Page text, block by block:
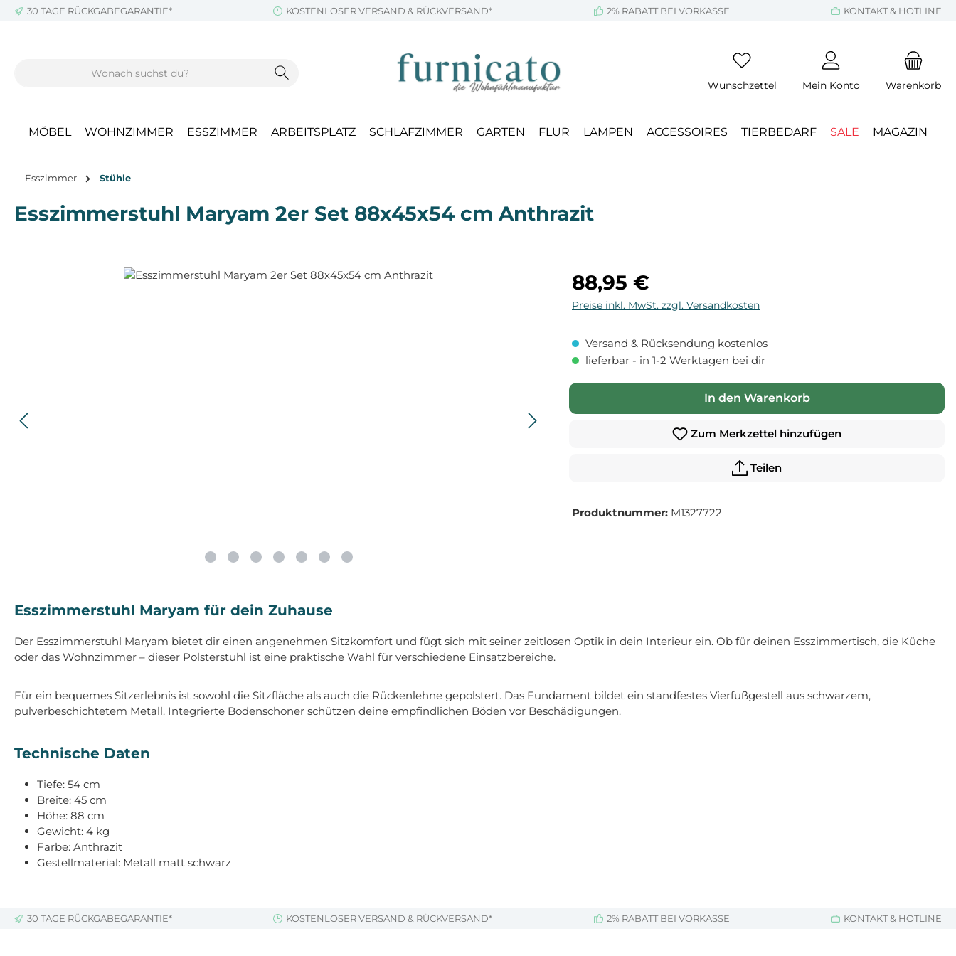
Hauptinhalt springen
Zur Suche springen
Zur Hauptnavigation springen
30 TAGE RÜCKGABEGARANTIE* KOSTENLOSER VERSAND & RÜCKVERSAND* 2% RABATT BEI VORKASSE KONTAKT & HOTLINE
Wunschzettel Mein Konto Warenkorb
MÖBEL WOHNZIMMER ESSZIMMER ARBEITSPLATZ SCHLAFZIMMER GARTEN FLUR LAMPEN ACCESSOIRES TIERBEDARF SALE MAGAZIN
Esszimmer Stühle
Esszimmerstuhl Maryam 2er Set 88x45x54 cm Anthrazit
Bildergalerie überspringen Regulärer Preis:
88,95 €
Preise inkl. MwSt. zzgl. Versandkosten
Versand & Rücksendung kostenlos
lieferbar - in 1-2 Werktagen bei dir
In den Warenkorb
Zum Merkzettel hinzufügen
Teilen
Produktnummer: M1327722
Esszimmerstuhl Maryam für dein Zuhause
Der Esszimmerstuhl Maryam bietet dir einen angenehmen Sitzkomfort und fügt sich mit seiner zeitlosen Optik in dein Interieur ein. Ob für deinen Esszimmertisch, die Küche
oder das Wohnzimmer – dieser Polsterstuhl ist eine praktische Wahl für verschiedene Einsatzbereiche.
Für ein bequemes Sitzerlebnis ist sowohl die Sitzfläche als auch die Rückenlehne gepolstert. Das Fundament bildet ein standfestes Vierfußgestell aus schwarzem,
pulverbeschichtetem Metall. Integrierte Bodenschoner schützen deine empfindlichen Böden vor Beschädigungen.
Technische Daten
Tiefe: 54 cm
Breite: 45 cm
Höhe: 88 cm
Gewicht: 4 kg
Farbe: Anthrazit
Gestellmaterial: Metall matt schwarz
30 TAGE RÜCKGABEGARANTIE* KOSTENLOSER VERSAND & RÜCKVERSAND* 2% RABATT BEI VORKASSE KONTAKT & HOTLINE